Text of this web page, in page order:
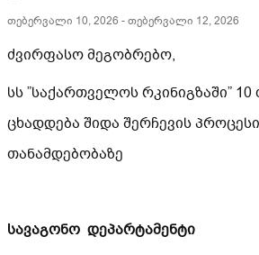
თებერვალი 10, 2026 -თებერვალი 12, 2026
ძვირფასო მეგობრებო,
სს ”საქართველოს რკინიგზაში”
ცხადდება შიდა შერჩევის
თანამდებობაზე
სავაგონო დეპარტამენტი